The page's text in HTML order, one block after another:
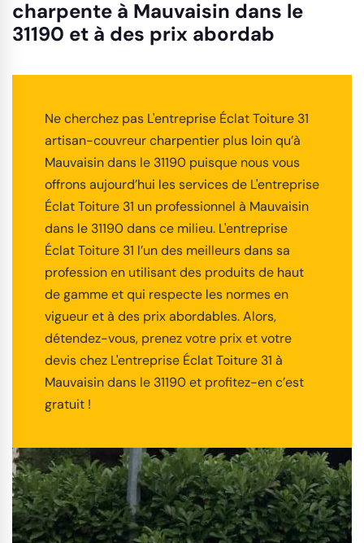
charpente à Mauvaisin dans le
31190 et à des prix abordab
Ne cherchez pas L'entreprise Éclat Toiture 31
artisan-couvreur charpentier plus loin qu’à
Mauvaisin dans le 31190 puisque nous vous
offrons aujourd’hui les services de L'entreprise
Éclat Toiture 31 un professionnel à Mauvaisin
dans le 31190 dans ce milieu. L'entreprise
Éclat Toiture 31 l’un des meilleurs dans sa
profession en utilisant des produits de haut
de gamme et qui respecte les normes en
vigueur et à des prix abordables. Alors,
détendez-vous, prenez votre prix et votre
devis chez L'entreprise Éclat Toiture 31 à
Mauvaisin dans le 31190 et profitez-en c’est
gratuit !